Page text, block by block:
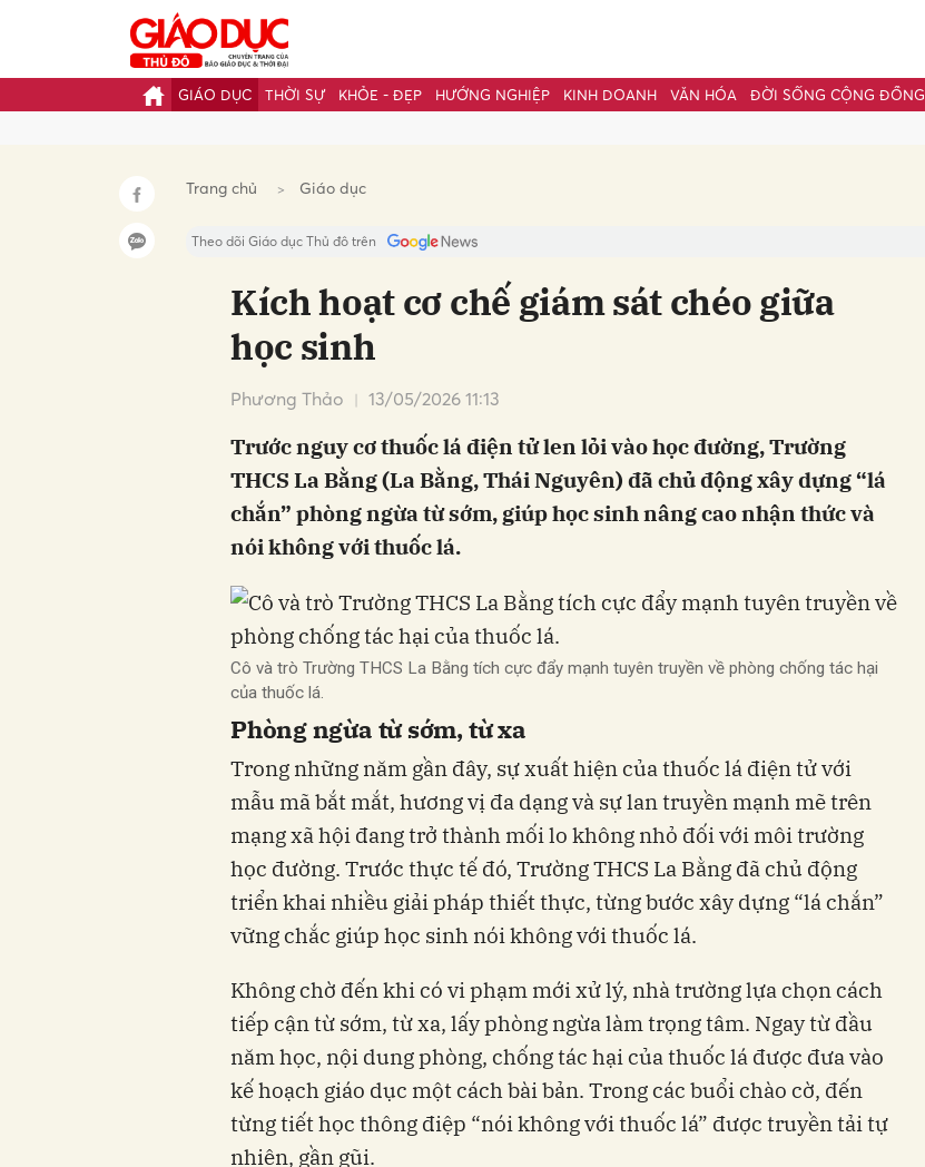
GIÁO DỤC THỜI SỰ KHỎE - ĐẸP HƯỚNG NGHIỆP KINH DOANH VĂN HÓA ĐỜI SỐNG CỘNG ĐỒNG
Trang chủ Giáo dục
Theo dõi Giáo dục Thủ đô trên
Kích hoạt cơ chế giám sát chéo giữa
học sinh
Phương Thảo 13/05/2026 11:13
Trước nguy cơ thuốc lá điện tử len lỏi vào học đường, Trường
THCS La Bằng (La Bằng, Thái Nguyên) đã chủ động xây dựng “lá
chắn” phòng ngừa từ sớm, giúp học sinh nâng cao nhận thức và
nói không với thuốc lá.
Cô và trò Trường THCS La Bằng tích cực đẩy mạnh tuyên truyền về phòng chống tác hại
của thuốc lá.
Phòng ngừa từ sớm, từ xa
Trong những năm gần đây, sự xuất hiện của thuốc lá điện tử với
mẫu mã bắt mắt, hương vị đa dạng và sự lan truyền mạnh mẽ trên
mạng xã hội đang trở thành mối lo không nhỏ đối với môi trường
học đường. Trước thực tế đó, Trường THCS La Bằng đã chủ động
triển khai nhiều giải pháp thiết thực, từng bước xây dựng “lá chắn”
vững chắc giúp học sinh nói không với thuốc lá.
Không chờ đến khi có vi phạm mới xử lý, nhà trường lựa chọn cách
tiếp cận từ sớm, từ xa, lấy phòng ngừa làm trọng tâm. Ngay từ đầu
năm học, nội dung phòng, chống tác hại của thuốc lá được đưa vào
kế hoạch giáo dục một cách bài bản. Trong các buổi chào cờ, đến
từng tiết học thông điệp “nói không với thuốc lá” được truyền tải tự
nhiên, gần gũi.
Gửi bình luận